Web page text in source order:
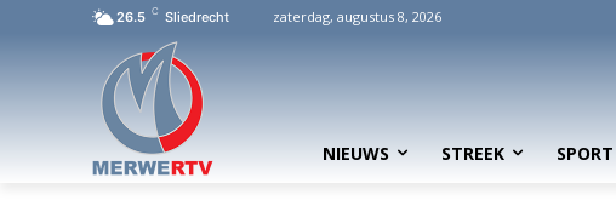
26.5 C Sliedrecht zaterdag, augustus 8, 2026
NIEUWS STREEK SPORT